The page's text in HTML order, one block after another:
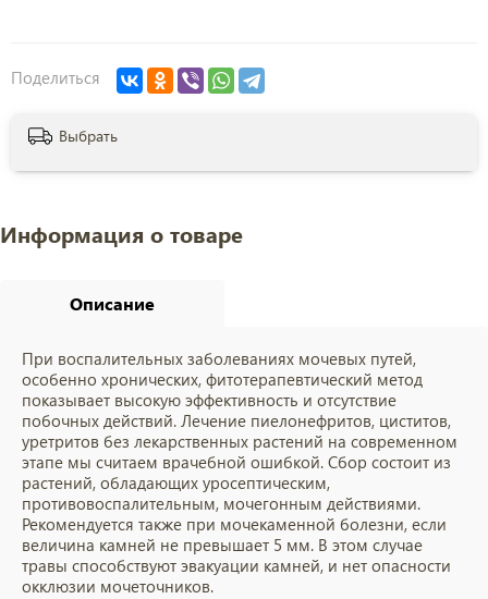
Поделиться
Выбрать
Информация о товаре
Описание
При воспалительных заболеваниях мочевых путей,
особенно хронических, фитотерапевтический метод
показывает высокую эффективность и отсутствие
побочных действий. Лечение пиелонефритов, циститов,
уретритов без лекарственных растений на современном
этапе мы считаем врачебной ошибкой. Сбор состоит из
растений, обладающих уросептическим,
противовоспалительным, мочегонным действиями.
Рекомендуется также при мочекаменной болезни, если
величина камней не превышает 5 мм. В этом случае
травы способствуют эвакуации камней, и нет опасности
окклюзии мочеточников.